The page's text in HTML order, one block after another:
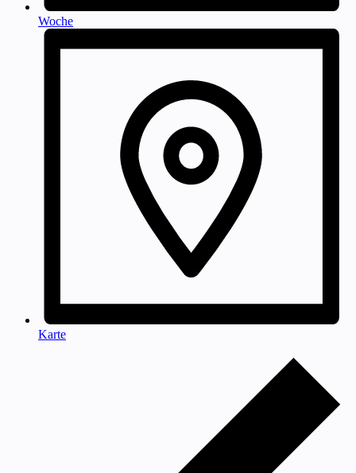
Woche
Karte